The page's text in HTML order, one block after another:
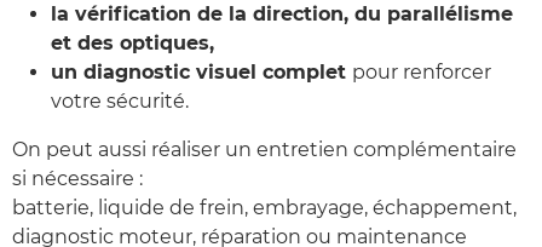
la vérification de la direction, du parallélisme
et des optiques,
un diagnostic visuel complet pour renforcer
votre sécurité.
On peut aussi réaliser un entretien complémentaire
si nécessaire :
batterie, liquide de frein, embrayage, échappement,
diagnostic moteur, réparation ou maintenance